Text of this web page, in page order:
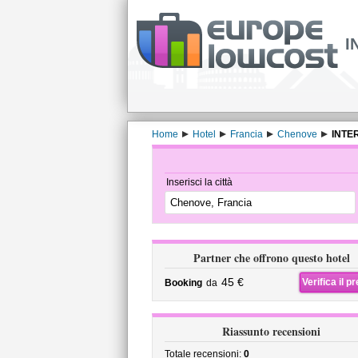
Home Hotel Francia Chenove
Inserisci la città
Partner che offrono questo hotel
Booking da 45 € Verifica il
Riassunto recensioni
Totale recensioni: 0